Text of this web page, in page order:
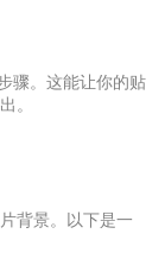
骤。这能让你的贴
。
背景。以下是一